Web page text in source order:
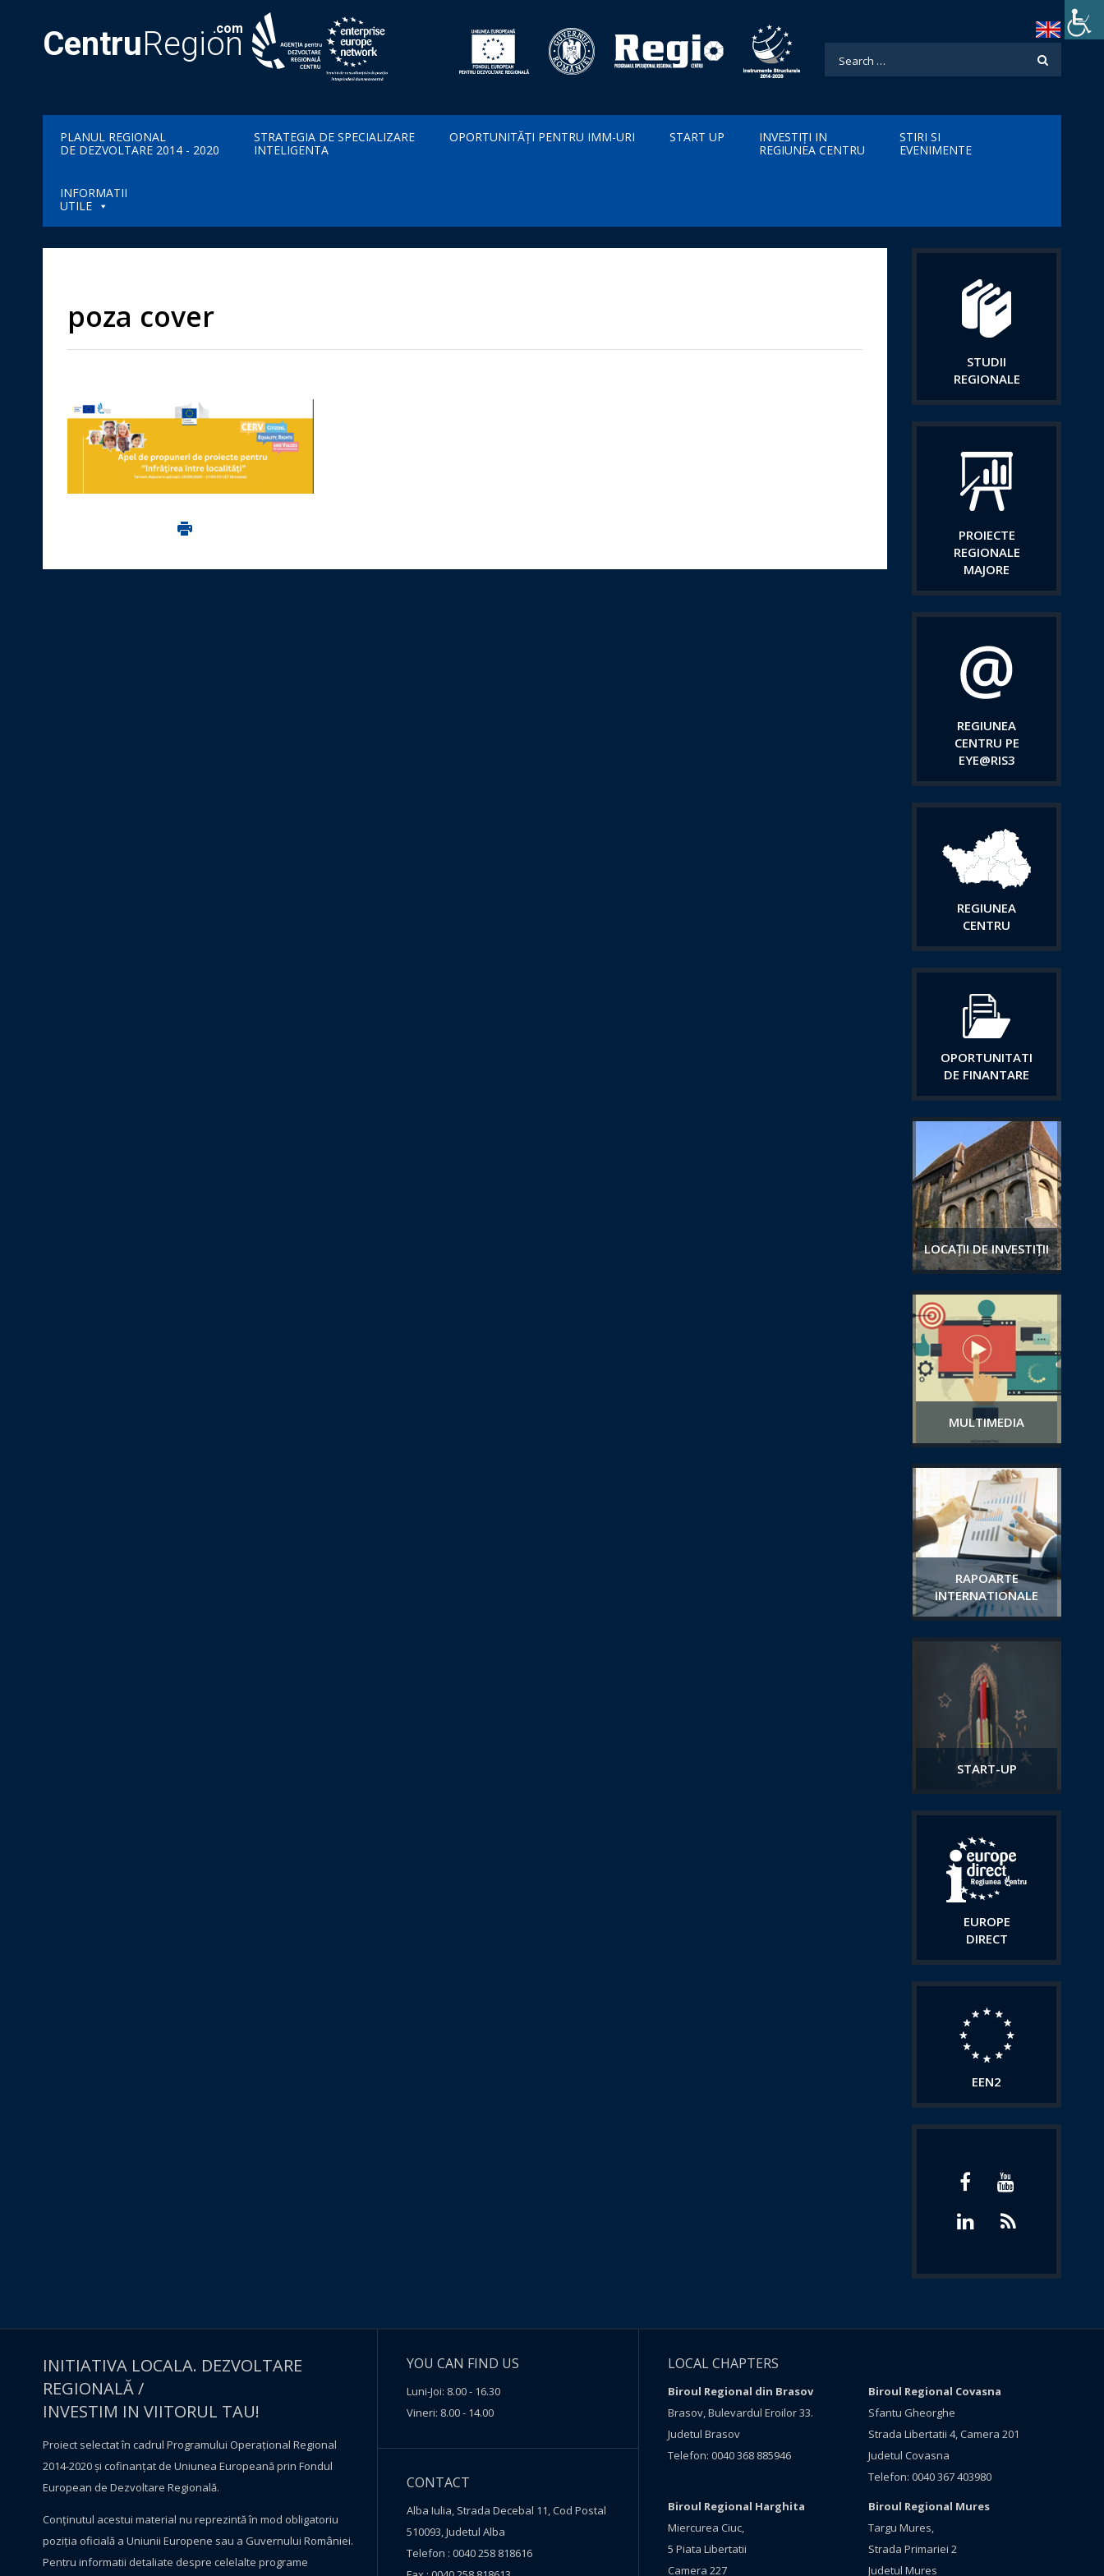
CentruRegion
.com
PLANUL REGIONAL
DE DEZVOLTARE 2014 - 2020
STRATEGIA DE SPECIALIZARE
INTELIGENTA
OPORTUNITĂȚI PENTRU IMM-URI START UP
INVESTIȚI IN
REGIUNEA CENTRU
STIRI SI
EVENIMENTE
INFORMATII
UTILE
poza cover
Imprima aceasta pagina
STUDII
REGIONALE
PROIECTE
REGIONALE
MAJORE
REGIUNEA
CENTRU PE
EYE@RIS3
REGIUNEA
CENTRU
OPORTUNITATI
DE FINANTARE
LOCAȚII DE INVESTIȚII
MULTIMEDIA
RAPOARTE
INTERNATIONALE
START-UP
EUROPE
DIRECT
EEN2
INITIATIVA LOCALA. DEZVOLTARE
REGIONALĂ /
INVESTIM IN VIITORUL TAU!
Proiect selectat în cadrul Programului Operațional Regional
2014-2020 și cofinanțat de Uniunea Europeană prin Fondul
European de Dezvoltare Regională.
Conţinutul acestui material nu reprezintă în mod obligatoriu
poziţia oficială a Uniunii Europene sau a Guvernului României.
Pentru informatii detaliate despre celelalte programe
YOU CAN FIND US
Luni-Joi: 8.00 - 16.30
Vineri: 8.00 - 14.00
CONTACT
Alba Iulia, Strada Decebal 11, Cod Postal
510093, Judetul Alba
Telefon : 0040 258 818616
LOCAL CHAPTERS
Biroul Regional din Brasov
Brasov, Bulevardul Eroilor 33.
Judetul Brasov
Telefon: 0040 368 885946
Biroul Regional Covasna
Sfantu Gheorghe
Strada Libertatii 4, Camera 201
Judetul Covasna
Telefon: 0040 367 403980
Biroul Regional Harghita
Miercurea Ciuc,
5 Piata Libertatii
Camera 227
Biroul Regional Mures
Targu Mures,
Strada Primariei 2
Judetul Mures